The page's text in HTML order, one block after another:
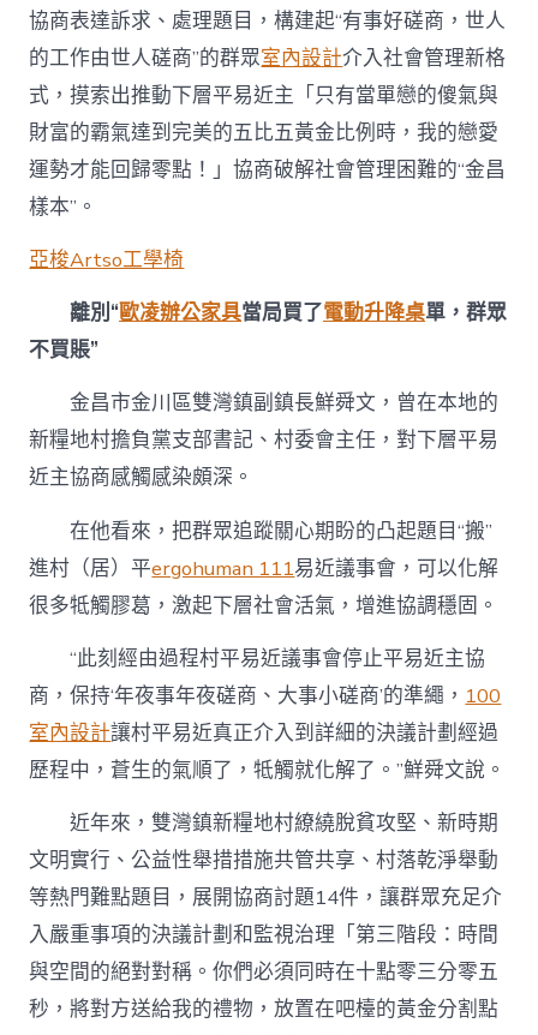
協商表達訴求、處理題目，構建起“有事好磋商，世人
的工作由世人磋商”的群眾室內設計介入社會管理新格
式，摸索出推動下層平易近主「只有當單戀的傻氣與
財富的霸氣達到完美的五比五黃金比例時，我的戀愛
運勢才能回歸零點！」協商破解社會管理困難的“金昌
樣本”。
亞梭Artso工學椅
離別“歐凌辦公家具當局買了電動升降桌單，群眾
不買賬”
金昌市金川區雙灣鎮副鎮長鮮舜文，曾在本地的
新糧地村擔負黨支部書記、村委會主任，對下層平易
近主協商感觸感染頗深。
在他看來，把群眾追蹤關心期盼的凸起題目“搬”
進村（居）平ergohuman 111易近議事會，可以化解
很多牴觸膠葛，激起下層社會活氣，增進協調穩固。
“此刻經由過程村平易近議事會停止平易近主協
商，保持‘年夜事年夜磋商、大事小磋商’的準繩， 100
室內設計讓村平易近真正介入到詳細的決議計劃經過
歷程中，蒼生的氣順了，牴觸就化解了。”鮮舜文說。
近年來，雙灣鎮新糧地村繚繞脫貧攻堅、新時期
文明實行、公益性舉措措施共管共享、村落乾淨舉動
等熱門難點題目，展開協商討題14件，讓群眾充足介
入嚴重事項的決議計劃和監視治理「第三階段：時間
與空間的絕對對稱。你們必須同時在十點零三分零五
秒，將對方送給我的禮物，放置在吧檯的黃金分割點